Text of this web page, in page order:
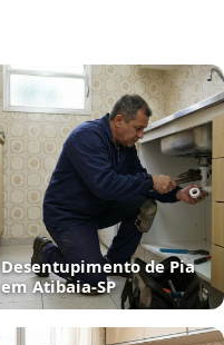
Desentupimento de Pia
em Atibaia‑SP